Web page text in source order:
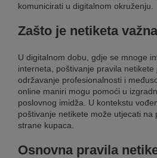
komunicirati u digitalnom okruženju.
Zašto je netiketa
U digitalnom dobu, gdje se mnoge
interneta, poštivanje pravila netikete
održavanje profesionalnosti i
online maniri mogu pomoći u
poslovnog imidža. U kontekstu
poštivanje netikete može utjecati na
strane kupaca.
Osnovna pravila